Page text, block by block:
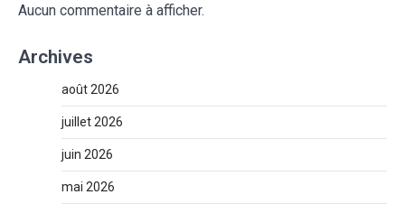
Aucun commentaire à afficher.
Archives
août 2026
juillet 2026
juin 2026
mai 2026